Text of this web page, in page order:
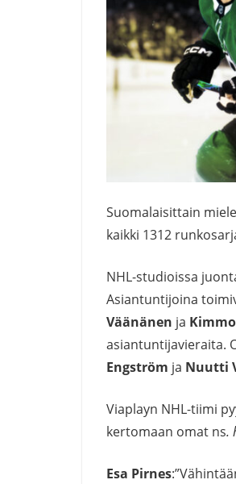
Suomalaisittain
kaikki 1312
NHL-studioissa
Asiantuntijoina
Väänänen ja
asiantuntijavieraita.
Engström ja Nuutti
Viaplayn NHL-tiimi
kertomaan omat ns.
Esa Pirnes